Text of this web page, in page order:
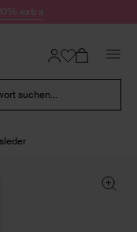
extra
suchen...